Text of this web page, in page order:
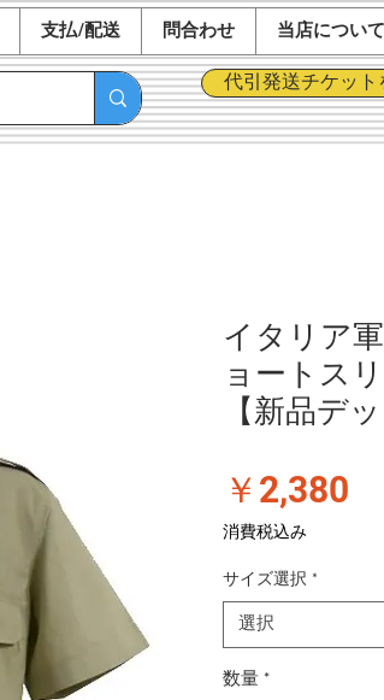
支払/配送 問合わせ 当店について
代引発送チケッ
イタリア
ョートス
【新品デ
￥2,380
消費税込み
サイズ選択 *
選択
数量 *